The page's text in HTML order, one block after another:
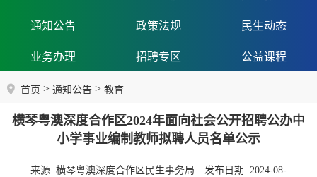
通知公告 政策法规 民生动态
业务办理 招聘专区 公益课程
首页 > 通知公告 > 教育
横琴粤澳深度合作区2024年面向社会公开招聘公办中
小学事业编制教师拟聘人员名单公示
来源: 横琴粤澳深度合作区民生事务局
发布日期: 2024-08-